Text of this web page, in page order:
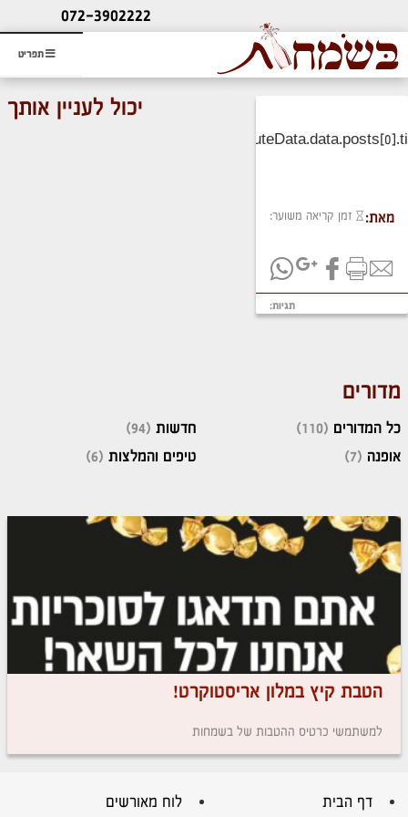
תפריט
ליעוץ חינם
והזמנת כרטיס שמחות
072-3902222
מאת: זמן קריאה משוער:
תגיות:
יכול לעניין אותך
מדורים
כל המדורים (110)
אופנה (7)
חדשות (94)
טיפים והמלצות (6)
הטבת קיץ במלון אריסטוקרט!
למשתמשי כרטיס ההטבות של בשמחות
דף הבית לוח מאורשים